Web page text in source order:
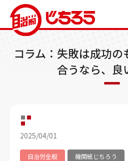
コラム：失敗は成功の
合うなら、良
2025/04/01
自治労全般 機関紙じちろう